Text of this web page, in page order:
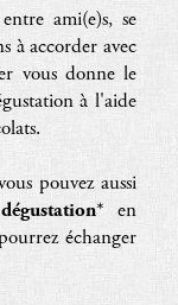
ami(e)s, se
à accorder avec
vous donne le
à l'aide
pouvez aussi
* en
échanger